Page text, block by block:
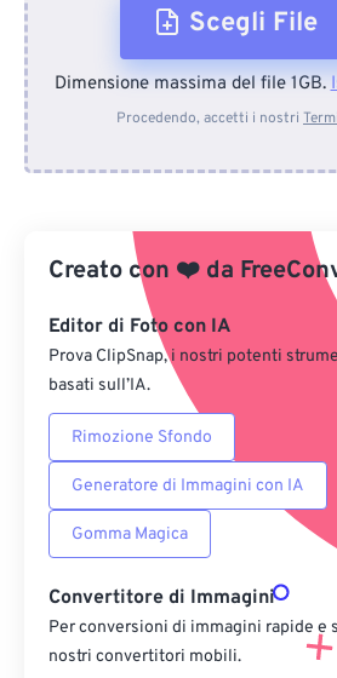
Scegli File
Dal
Da Google
Da OneDrive
Dall'URL
Dimensione massima del file 1GB.
Procedendo, accetti i nostri
Creato con ❤️ da
Editor di Foto con IA
Prova ClipSnap, i nostri potenti
basati sull’IA.
Rimozione Sfondo
Generatore di Immagini con IA
Gomma Magica
Convertitore di Immagini
Per conversioni di immagini rapide e
nostri convertitori mobili.